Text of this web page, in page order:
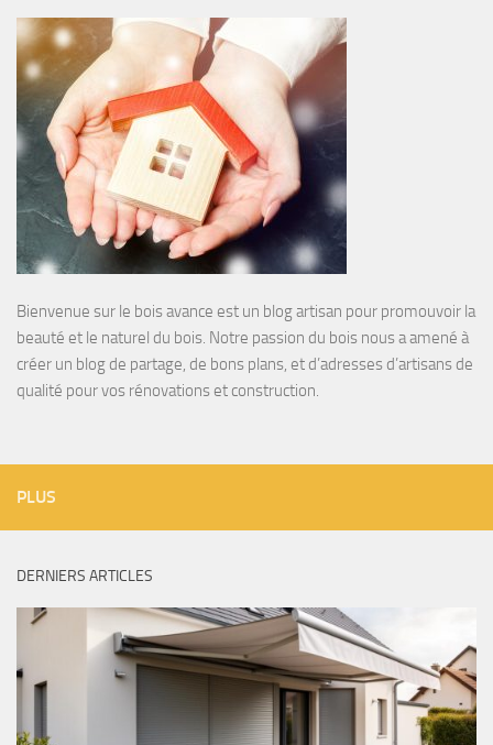
Bienvenue sur le bois avance est un blog artisan pour promouvoir la
beauté et le naturel du bois. Notre passion du bois nous a amené à
créer un blog de partage, de bons plans, et d’adresses d’artisans de
qualité pour vos rénovations et construction.
PLUS
DERNIERS ARTICLES